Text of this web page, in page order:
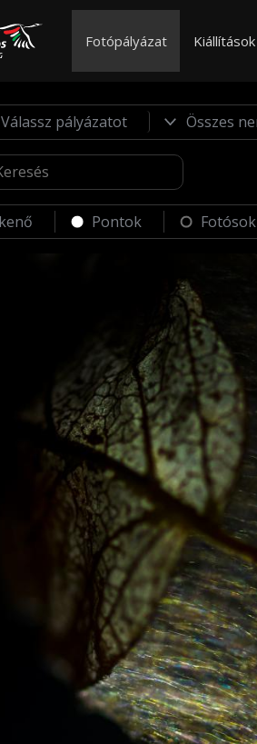
Fotópályázat Kiállítások
Válassz pályázatot
Pontok Fotósok